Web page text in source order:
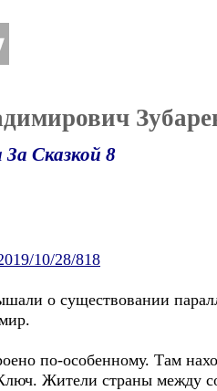
За Сказкой 8
10/28/818
о существовании
по-особенному. Там
Жители страны между